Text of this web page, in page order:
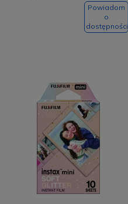
Powiadom
o
dostępności